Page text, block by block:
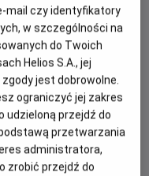
specjalny z twórcami
lat
(2022)
mail czy identyfikatory
w szczególności na
do Twoich
Helios S.A., jej
jest dobrowolne.
ograniczyć jej zakres
udzieloną przejdź do
przetwarzania
administratora,
zrobić przejdź do